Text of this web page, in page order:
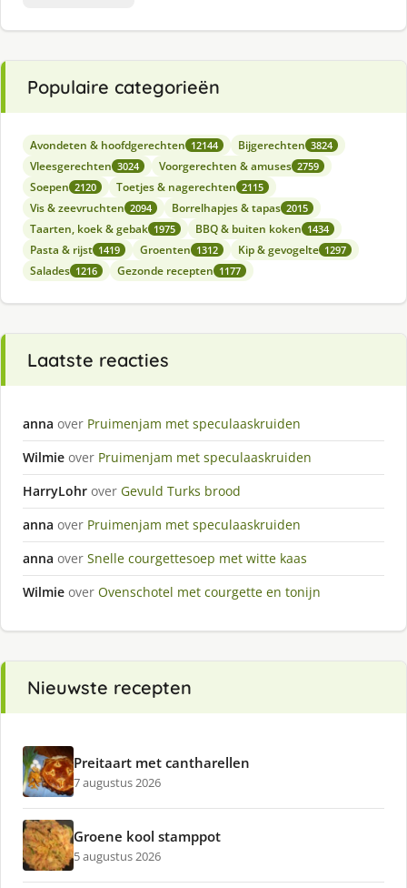
Populaire categorieën
Avondeten & hoofdgerechten 12144 Bijgerechten 3824
Vleesgerechten 3024 Voorgerechten & amuses 2759
Soepen 2120 Toetjes & nagerechten 2115
Vis & zeevruchten 2094 Borrelhapjes & tapas 2015
Taarten, koek & gebak 1975 BBQ & buiten koken 1434
Pasta & rijst 1419 Groenten 1312 Kip & gevogelte 1297
Salades 1216 Gezonde recepten 1177
Laatste reacties
anna over Pruimenjam met speculaaskruiden
Wilmie over Pruimenjam met speculaaskruiden
HarryLohr over Gevuld Turks brood
anna over Pruimenjam met speculaaskruiden
anna over Snelle courgettesoep met witte kaas
Wilmie over Ovenschotel met courgette en tonijn
Nieuwste recepten
Preitaart met cantharellen
7 augustus 2026
Groene kool stamppot
5 augustus 2026